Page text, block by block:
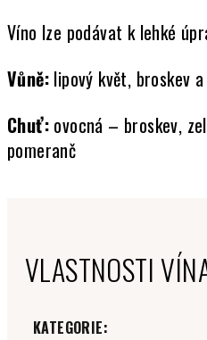
Víno lze podávat k lehké
Vůně: lipový květ, broskev
Chuť: ovocná – broskev,
pomeranč
VLASTNOSTI
KATEGORIE: